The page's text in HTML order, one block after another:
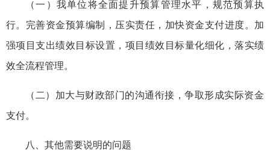
（一）我单位将全面提升预算管理水平，规范预算执
行。完善资金预算编制，压实责任，加快资金支付进度。加
强项目支出绩效目标设置，项目绩效目标量化细化，落实绩
效全流程管理。
（二）加大与财政部门的沟通衔接，争取形成实际资金
支付。
八、其他需要说明的问题